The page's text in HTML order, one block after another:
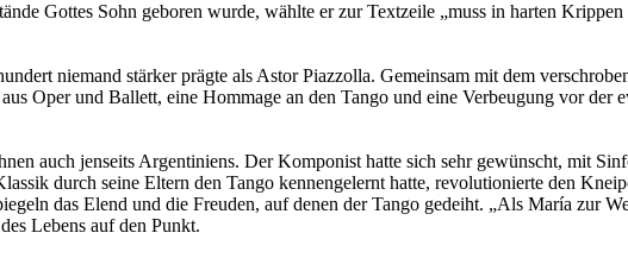
Gottes Sohn geboren wurde, wählte er zur Textzeile „muss in harten
niemand stärker prägte als Astor Piazzolla. Gemeinsam mit dem
Oper und Ballett, eine Hommage an den Tango und eine Verbeugung vor der
auch jenseits Argentiniens. Der Komponist hatte sich sehr gewünscht, mit
durch seine Eltern den Tango kennengelernt hatte, revolutionierte den
das Elend und die Freuden, auf denen der Tango gedeiht. „Als María zur
Lebens auf den Punkt.